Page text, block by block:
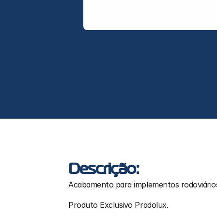
Descrição:
Acabamento para implementos
Produto Exclusivo Pradolux.